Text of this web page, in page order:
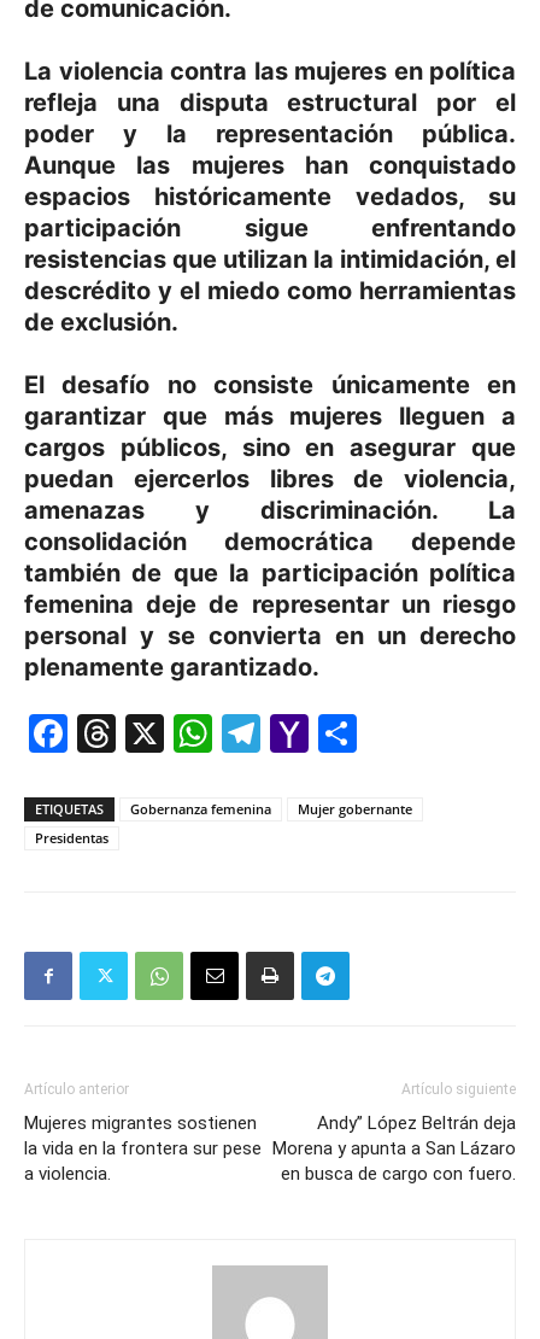
de comunicación.
La violencia contra las mujeres en política
refleja una disputa estructural por el
poder y la representación pública.
Aunque las mujeres han conquistado
espacios históricamente vedados, su
participación sigue enfrentando
resistencias que utilizan la intimidación, el
descrédito y el miedo como herramientas
de exclusión.
El desafío no consiste únicamente en
garantizar que más mujeres lleguen a
cargos públicos, sino en asegurar que
puedan ejercerlos libres de violencia,
amenazas y discriminación. La
consolidación democrática depende
también de que la participación política
femenina deje de representar un riesgo
personal y se convierta en un derecho
plenamente garantizado.
Facebook
Threads
X WhatsApp
Telegram
Yahoo
ETIQUETAS Gobernanza femenina
Mujer gobernante
Presidentas
Artículo anterior
Mujeres migrantes sostienen
la vida en la frontera sur pese
a violencia.
Artículo siguiente
Andy” López Beltrán deja
Morena y apunta a San Lázaro
en busca de cargo con fuero.